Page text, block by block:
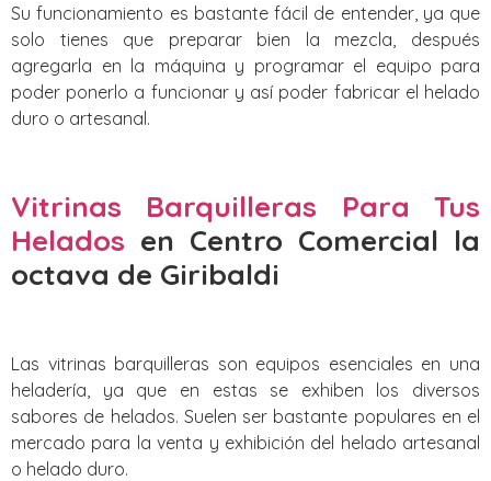
Su funcionamiento es bastante fácil de entender, ya que
solo tienes que preparar bien la mezcla, después
agregarla en la máquina y programar el equipo para
poder ponerlo a funcionar y así poder fabricar el helado
duro o artesanal.
Vitrinas Barquilleras Para Tus
Helados en Centro Comercial la
octava de Giribaldi
Las vitrinas barquilleras son equipos esenciales en una
heladería, ya que en estas se exhiben los diversos
sabores de helados. Suelen ser bastante populares en el
mercado para la venta y exhibición del helado artesanal
o helado duro.